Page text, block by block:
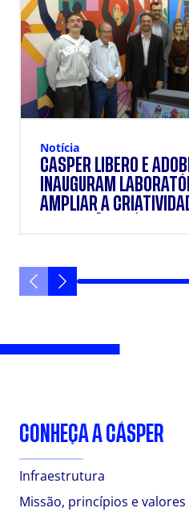
Notícia
CÁSPER LÍBERO E
INAUGURAM
AMPLIAR A
CONHEÇA A CÁSPER
Infraestrutura
Missão, princípios e valores